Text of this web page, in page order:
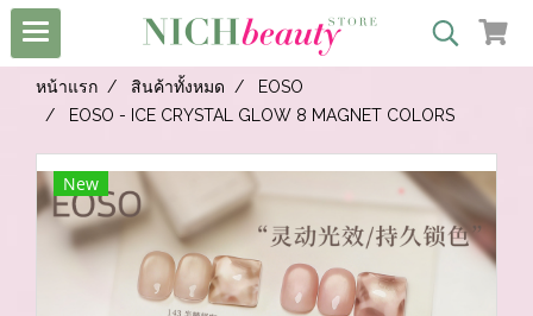
หน้าแรก สินค้าทั้งหมด
EOSO
EOSO - ICE CRYSTAL GLOW 8 MAGNET COLORS
New